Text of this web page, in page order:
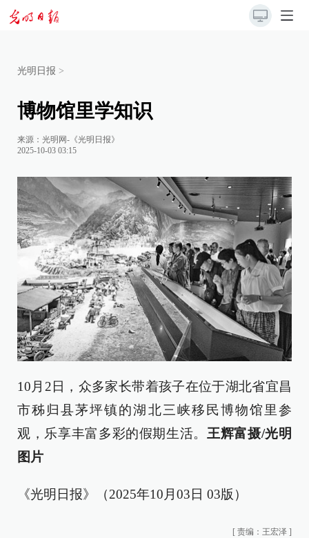
光明日报 >
博物馆里学知识
来源： 光明网-《光明日报》
2025-10-03 03:15
10月2日，众多家长带着孩子在位于湖北省宜昌
市秭归县茅坪镇的湖北三峡移民博物馆里参
观，乐享丰富多彩的假期生活。 王辉富摄/光明
图片
《光明日报》（2025年10月03日 03版）
[ 责编：王宏泽 ]